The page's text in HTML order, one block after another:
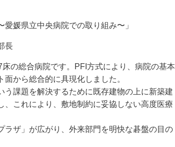
愛媛県立中央病院での取り組み〜 」
長
床の総合病院です。PFI方式により、病院の基本
面から総合的に具現化し ました。
う課題 を解決するために既存建物の上に新築建
、これにより、敷地制約に妥協しない高度医療
ラザ」が広がり、 外来部門を明快な碁盤の目の